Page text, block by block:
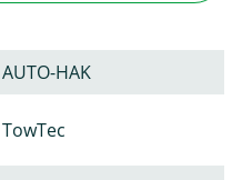
AUTO-HAK
TowTec